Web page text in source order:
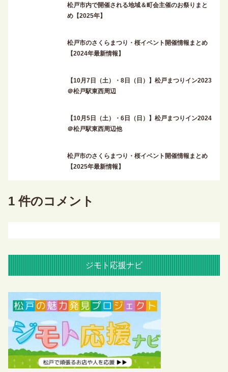
松戸市内で開催される地域＆町会主催のお祭りまと
め【2025年】
松戸市のさくらまつり・桜イベント開催情報まとめ
【2024年最新情報】
【10月7日（土）・8日（日）】松戸まつりイン2023
＠松戸駅東西周辺
【10月5日（土）・6日（日）】松戸まつりイン2024
＠松戸駅東西周辺他
松戸市のさくらまつり・桜イベント開催情報まとめ
【2025年最新情報】
1 件のコメント
ジモト応援ナビ